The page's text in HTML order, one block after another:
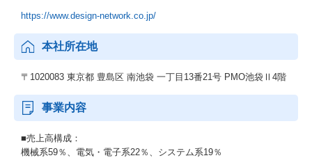
https://www.design-network.co.jp/
本社所在地
〒1020083 東京都 豊島区 南池袋 一丁目13番21号 PMO池袋Ⅱ4階
事業内容
■売上高構成：
機械系59％、電気・電子系22％、システム系19％